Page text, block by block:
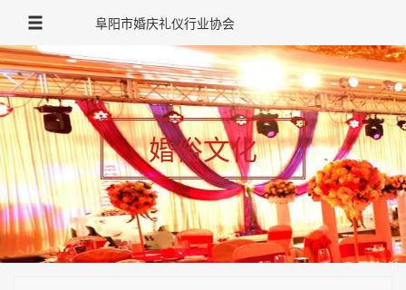
阜阳市婚庆礼仪行业协会
婚俗文化